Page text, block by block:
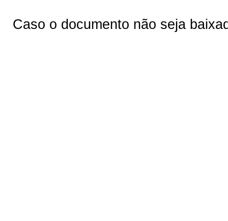
Caso o documento não seja